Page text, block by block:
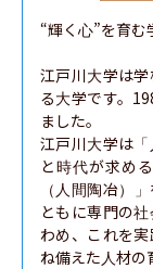
“輝く心”を育む
江戸川大学は
る大学です。
ました。
江戸川大学は
と時代が求め
（人間陶冶）
ともに専門の
わめ、これを
ね備えた人材の